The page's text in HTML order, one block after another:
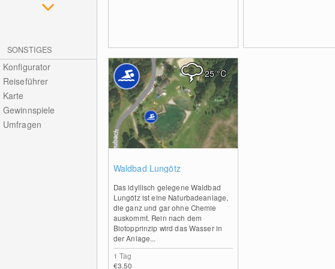
SONSTIGES
Konfigurator
Reiseführer
Karte
Gewinnspiele
Umfragen
Waldbad Lungötz
Das idyllisch gelegene Waldbad
Lungötz ist eine Naturbadeanlage,
die ganz und gar ohne Chemie
auskommt. Rein nach dem
Biotopprinzip wird das Wasser in
der Anlage...
1 Tag
€3.50
25°C